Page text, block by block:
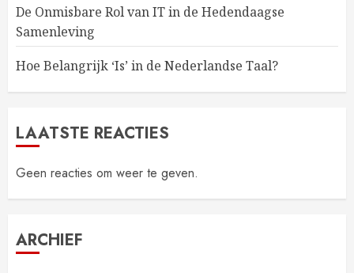
De Onmisbare Rol van IT in de Hedendaagse
Samenleving
Hoe Belangrijk ‘Is’ in de Nederlandse Taal?
LAATSTE REACTIES
Geen reacties om weer te geven.
ARCHIEF